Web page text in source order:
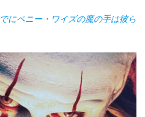
にペニー・ワイズの魔の手は彼ら